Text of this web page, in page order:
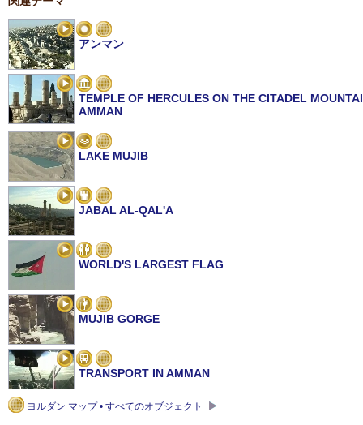
アンマン
TEMPLE OF HERCULES ON THE CITADEL
AMMAN
LAKE MUJIB
JABAL AL-QAL'A
WORLD'S LARGEST FLAG
MUJIB GORGE
TRANSPORT IN AMMAN
ヨルダン マップ • すべてのオブジェクト